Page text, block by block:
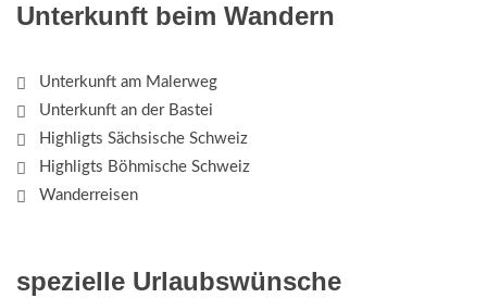
Unterkunft beim Wandern
Unterkunft am Malerweg
Unterkunft an der Bastei
Highligts Sächsische Schweiz
Highligts Böhmische Schweiz
Wanderreisen
spezielle Urlaubswünsche